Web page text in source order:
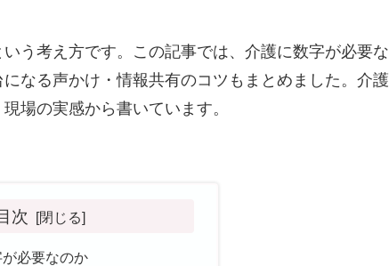
いう考え方です。この記事では、介護に数字が必要な
なる声かけ・情報共有のコツもまとめました。介護
現場の実感から書いています。
次
必要なのか